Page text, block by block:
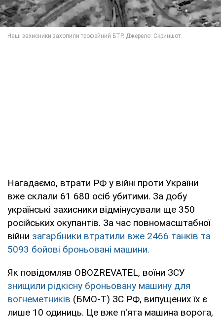
Нагадаємо, втрати РФ у війні проти України
вже склали 61 680 осіб убитими. За добу
українські захисники відмінусували ще 350
російських окупантів. За час повномасштабної
війни загарбники втратили вже 2466 танків та
5093 бойові броньовані машини.
Як повідомляв OBOZREVATEL, воїни ЗСУ
знищили рідкісну броньовану машину для
вогнеметників (БМО-Т) ЗС РФ, випущених їх є
лише 10 одиниць. Це вже п'ята машина ворога,